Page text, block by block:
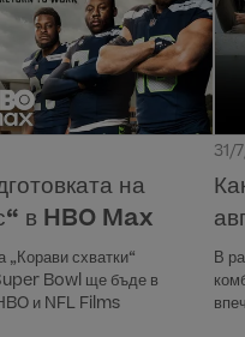
на
в HBO Max
„Корави схватки“
Bowl ще бъде в
и NFL Films
31/
В